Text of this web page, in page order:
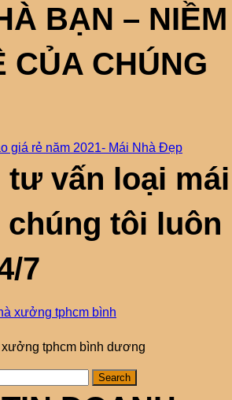
BẠN – NIỀM
CỦA CHÚNG
tư vấn loại mái
chúng tôi luôn
7
tphcm bình dương